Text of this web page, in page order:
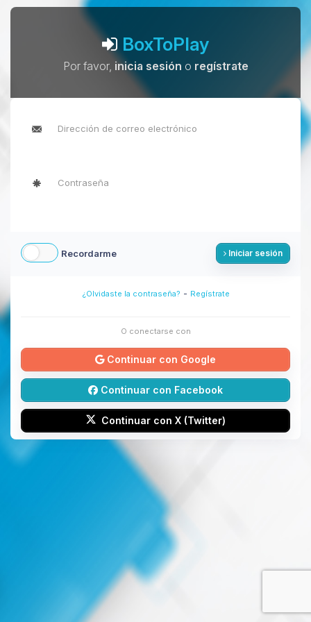
BoxToPlay
Por favor, inicia sesión o regístrate
Recordarme Iniciar sesión
¿Olvidaste la contraseña? - Regístrate
O conectarse con
Continuar con Google
Continuar con Facebook
Continuar con X (Twitter)